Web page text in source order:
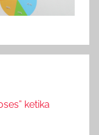
ketika